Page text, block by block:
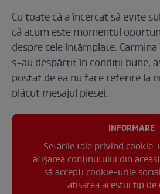
Cu toate că a încercat să evite
că acum este momentul
despre cele întâmplate.
s-au despărțit în condiții bune,
postat de ea nu face referire la
plăcut mesajul piesei.
INFORMARE
Setările tale privind
afișarea conținutului din
să accepți cookie-urile
afisarea acestui tip